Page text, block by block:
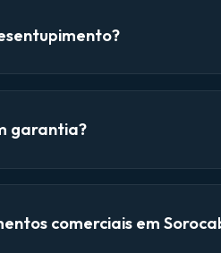
garantia?
comerciais em